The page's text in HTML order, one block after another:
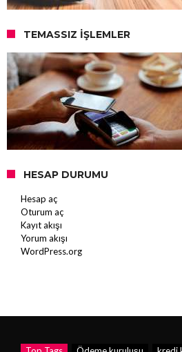
TEMASSIZ İŞLEMLER
HESAP DURUMU
Hesap aç
Oturum aç
Kayıt akışı
Yorum akışı
WordPress.org